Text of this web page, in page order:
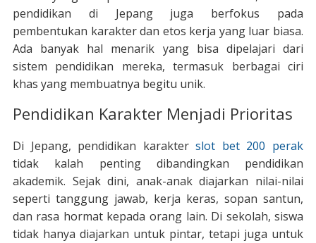
pendidikan di Jepang juga berfokus pada
pembentukan karakter dan etos kerja yang luar biasa.
Ada banyak hal menarik yang bisa dipelajari dari
sistem pendidikan mereka, termasuk berbagai ciri
khas yang membuatnya begitu unik.
Pendidikan Karakter Menjadi Prioritas
Di Jepang, pendidikan karakterslot bet 200 perak
tidak kalah penting dibandingkan pendidikan
akademik. Sejak dini, anak-anak diajarkan nilai-nilai
seperti tanggung jawab, kerja keras, sopan santun,
dan rasa hormat kepada orang lain. Di sekolah, siswa
tidak hanya diajarkan untuk pintar, tetapi juga untuk